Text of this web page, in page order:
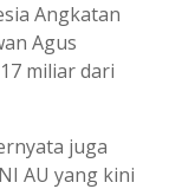
Angkatan
Agus
miliar dari
juga
AU yang kini